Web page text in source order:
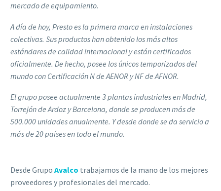
mercado de equipamiento.
A día de hoy, Presto es la primera marca en instalaciones
colectivas. Sus productos han obtenido los más altos
estándares de calidad internacional y están certificados
oficialmente. De hecho, posee los únicos temporizados del
mundo con Certificación N de AENOR y NF de AFNOR.
El grupo posee actualmente 3 plantas industriales en Madrid,
Torrejón de Ardoz y Barcelona, donde se producen más de
500.000 unidades anualmente. Y desde donde se da servicio a
más de 20 países en todo el mundo.
Desde Grupo Avalco trabajamos de la mano de los mejores
proveedores y profesionales del mercado.